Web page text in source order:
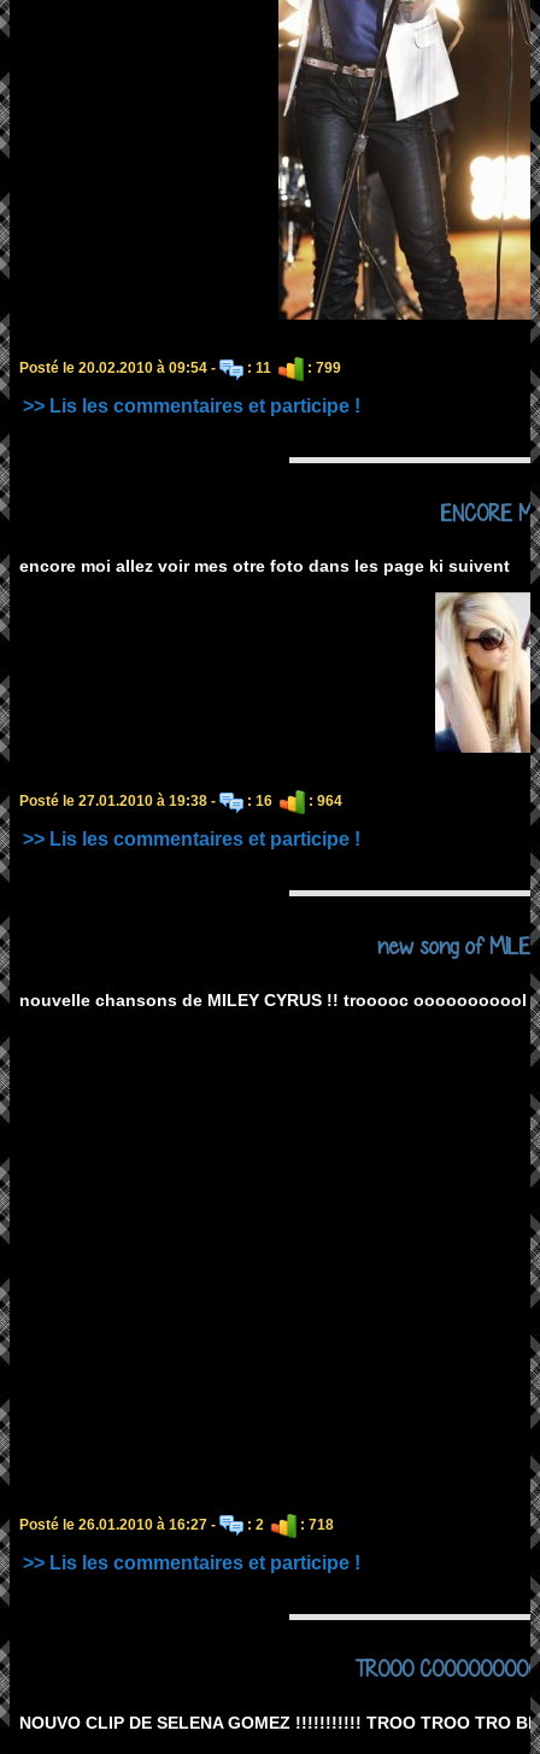
Posté le 20.02.2010 à 09:54 - : 11 : 799
>> Lis les commentaires et participe !
ENCORE
encore moi allez voir mes otre foto dans les page ki suivent
Posté le 27.01.2010 à 19:38 - : 16 : 964
>> Lis les commentaires et participe !
new song of MILEY
nouvelle chansons de MILEY CYRUS !! trooooc
Posté le 26.01.2010 à 16:27 - : 2 : 718
>> Lis les commentaires et participe !
TROOO
NOUVO CLIP DE SELENA GOMEZ !!!!!!!!!!! TROO TROO TRO